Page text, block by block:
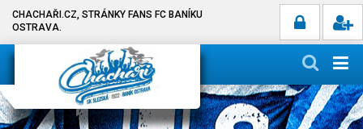
CHACHAŘI.CZ, STRÁNKY FANS FC BANÍKU
OSTRAVA.